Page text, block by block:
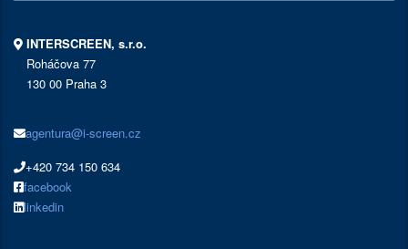
INTERSCREEN, s.r.o.
Roháčova 77
130 00 Praha 3
agentura@i-screen.cz
+420 734 150 634
facebook
linkedin